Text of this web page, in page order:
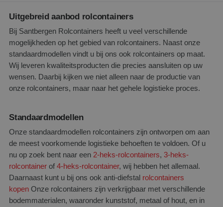
Uitgebreid aanbod rolcontainers
Bij Santbergen Rolcontainers heeft u veel verschillende
mogelijkheden op het gebied van rolcontainers. Naast onze
standaardmodellen vindt u bij ons ook rolcontainers op maat.
Wij leveren kwaliteitsproducten die precies aansluiten op uw
wensen. Daarbij kijken we niet alleen naar de productie van
onze rolcontainers, maar naar het gehele logistieke proces.
Standaardmodellen
Onze standaardmodellen rolcontainers zijn ontworpen om aan
de meest voorkomende logistieke behoeften te voldoen. Of u
nu op zoek bent naar een 2-heks-rolcontainers, 3-heks-
rolcontainer of 4-heks-rolcontainer, wij hebben het allemaal.
Daarnaast kunt u bij ons ook anti-diefstal rolcontainers
kopen Onze rolcontainers zijn verkrijgbaar met verschillende
bodemmaterialen, waaronder kunststof, metaal of hout, en in